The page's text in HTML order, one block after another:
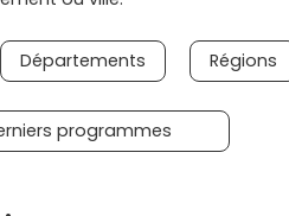
Départements Régions
programmes